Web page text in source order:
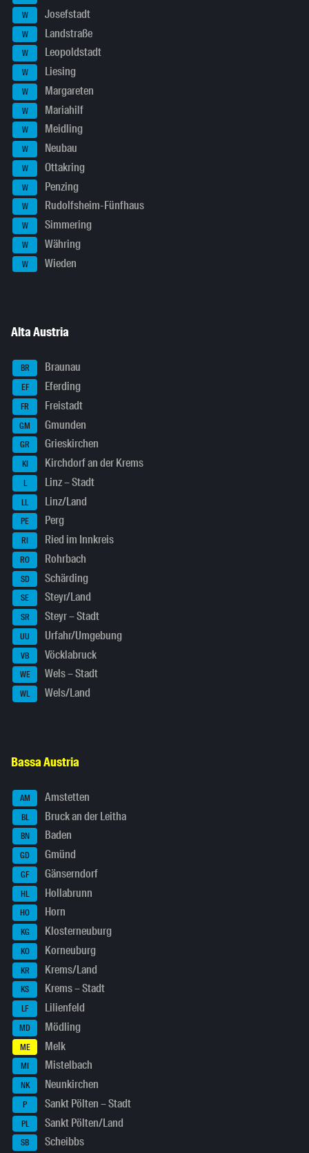
W Josefstadt
W Landstraße
W Leopoldstadt
W Liesing
W Margareten
W Mariahilf
W Meidling
W Neubau
W Ottakring
W Penzing
W Rudolfsheim-Fünfhaus
W Simmering
W Währing
W Wieden
Alta Austria
BR Braunau
EF Eferding
FR Freistadt
GM Gmunden
GR Grieskirchen
KI Kirchdorf an der Krems
L Linz – Stadt
LL Linz/Land
PE Perg
RI Ried im Innkreis
RO Rohrbach
SD Schärding
SE Steyr/Land
SR Steyr – Stadt
UU Urfahr/Umgebung
VB Vöcklabruck
WE Wels – Stadt
WL Wels/Land
Bassa Austria
AM Amstetten
BL Bruck an der Leitha
BN Baden
GD Gmünd
GF Gänserndorf
HL Hollabrunn
HO Horn
KG Klosterneuburg
KO Korneuburg
KR Krems/Land
KS Krems – Stadt
LF Lilienfeld
MD Mödling
ME Melk
MI Mistelbach
NK Neunkirchen
P Sankt Pölten – Stadt
PL Sankt Pölten/Land
SB Scheibbs